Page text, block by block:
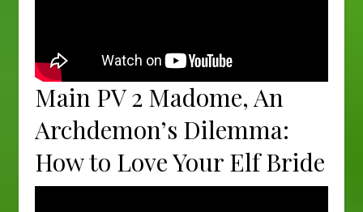
Main PV 2 Madome, An
Archdemon’s Dilemma:
How to Love Your Elf Bride